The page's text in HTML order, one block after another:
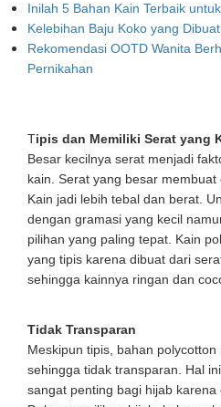
Inilah 5 Bahan Kain Terbaik
Kelebihan Baju Koko yang
Rekomendasi OOTD Wanita
Pernikahan
Tipis dan Memiliki Serat yang
Besar kecilnya serat menjadi
kain. Serat yang besar membuat
Kain jadi lebih tebal dan berat.
dengan gramasi yang kecil
pilihan yang paling tepat. Kain
yang tipis karena dibuat dari
sehingga kainnya ringan dan
Tidak Transparan
Meskipun tipis, bahan
sehingga tidak transparan. Hal
sangat penting bagi hijab karena